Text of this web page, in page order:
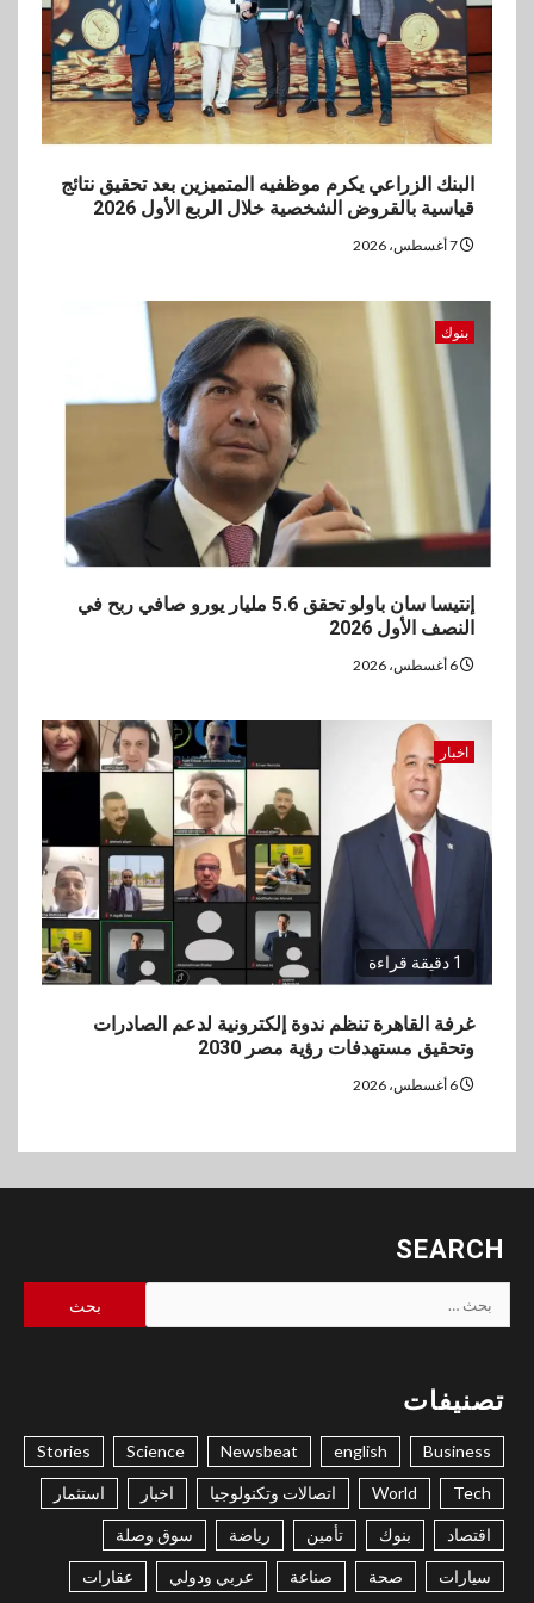
البنك الزراعي يكرم موظفيه المتميزين بعد تحقيق نتائج
قياسية بالقروض الشخصية خلال الربع الأول 2026
بنوك
إنتيسا سان باولو تحقق 5.6 مليار يورو صافي ربح في
النصف الأول 2026
اخبار
1 دقيقة قراءة
غرفة القاهرة تنظم ندوة إلكترونية لدعم الصادرات
وتحقيق مستهدفات رؤية مصر 2030
SEARCH
البحث
عن:
تصنيفات
Business
english
Newsbeat
Science
Stories
Tech
World اتصالات وتكنولوجيا اخبار استثمار
اقتصاد بنوك تأمين رياضة سوق وصلة
سيارات صحة صناعة عربي ودولي عقارات